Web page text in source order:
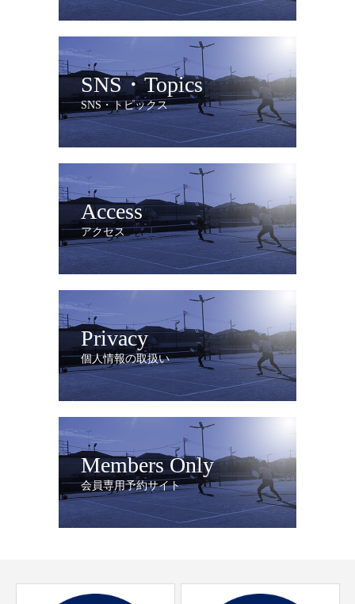
SNS・Topics
SNS・トピックス
Access
アクセス
Privacy
個人情報の取扱い
Members Only
会員専用予約サイト